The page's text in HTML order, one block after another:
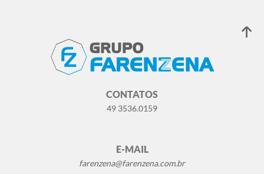
CONTATOS
49 3536.0159
E-MAIL
farenzena@farenzena.com.br